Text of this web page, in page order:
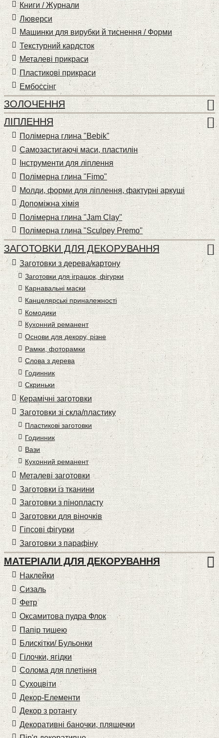
Книги / Журнали
Люверси
Машинки для вирубки й тиснення / Форми
Текстурний кардсток
Металеві прикраси
Пластикові прикраси
Ембоссінг
ЗОЛОЧЕННЯ
ЛІПЛЕННЯ
Полімерна глина "Bebik"
Самозастигаючі маси, пластилін
Інструменти для ліплення
Полімерна глина "Fimo"
Молди, форми для ліплення, фактурні аркуші
Допоміжна хімія
Полімерна глина "Jam Clay"
Полімерна глина "Sculpey Premo"
ЗАГОТОВКИ ДЛЯ ДЕКОРУВАННЯ
Заготовки з дерева/картону
Заготовки для іграшок, фігурки
Карнавальні маски
Канцелярські приналежності
Комодики
Кухонний реманент
Основи для декору, різне
Рамки, фоторамки
Слова з дерева
Годинник
Скриньки
Керамічні заготовки
Заготовки зі скла/пластику
Пластикові заготовки
Годинник
Вази
Кухонний реманент
Металеві заготовки
Заготовки із тканини
Заготовки з пінопласту
Заготовки для віночків
Гіпсові фігурки
Заготовки з парафіну
МАТЕРІАЛИ ДЛЯ ДЕКОРУВАННЯ
Наклейки
Сизаль
Фетр
Оксамитова пудра Флок
Папір тишею
Блискітки/ Бульонки
Гілочки, ягідки
Солома для плетіння
Cухоцвіти
Декор-Елементи
Декор з ротангу
Декоративні баночки, пляшечки